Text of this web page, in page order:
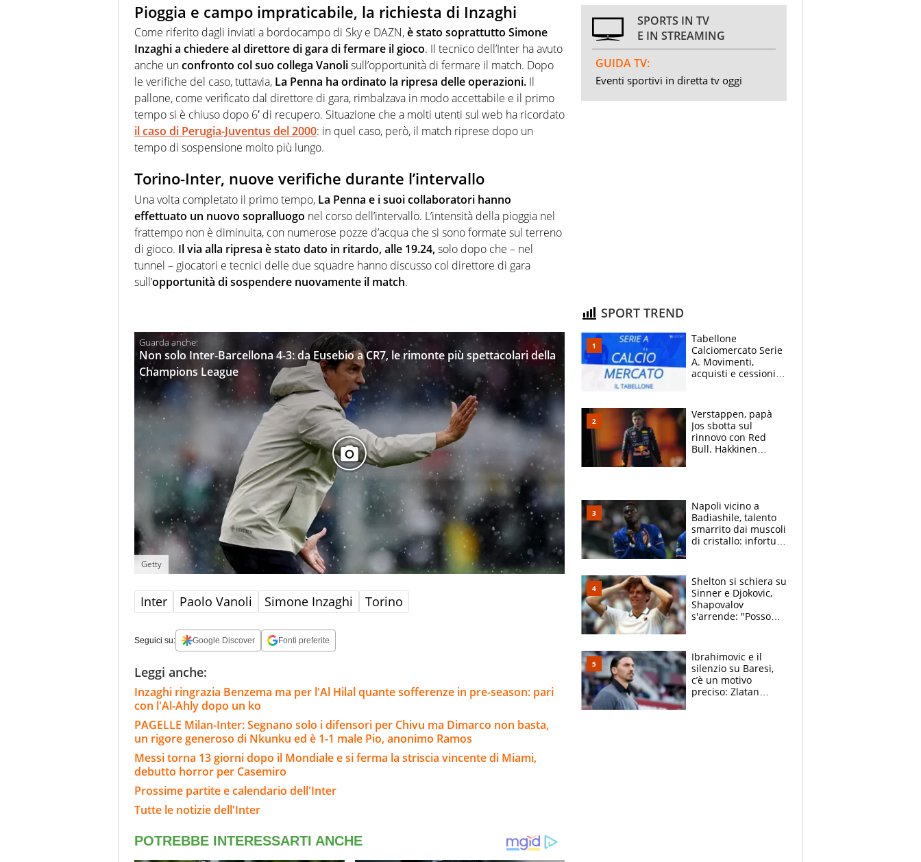
Pioggia e campo impraticabile, la richiesta di Inzaghi
Come riferito dagli inviati a bordocampo di Sky e DAZN,è stato soprattutto Simone
Inzaghi a chiedere al direttore di gara di fermare il gioco. Il tecnico dell’Inter ha avuto
anche unconfronto col suo collega Vanolisull’opportunità di fermare il match. Dopo
le verifiche del caso, tuttavia, La Penna ha ordinato la ripresa delle operazioni. Il
pallone, come verificato dal direttore di gara, rimbalzava in modo accettabile e il primo
tempo si è chiuso dopo 6′ di recupero. Situazione che a molti utenti sul web ha ricordato
il caso di Perugia-Juventus del 2000: in quel caso, però, il match riprese dopo un
tempo di sospensione molto più lungo.
Torino-Inter, nuove verifiche durante l’intervallo
Una volta completato il primo tempo, La Penna e i suoi collaboratori hanno
effettuato un nuovo sopralluogo nel corso dell’intervallo. L’intensità della pioggia nel
frattempo non è diminuita, con numerose pozze d’acqua che si sono formate sul terreno
di gioco. Il via alla ripresa è stato dato in ritardo, alle 19.24,solo dopo che – nel
tunnel – giocatori e tecnici delle due squadre hanno discusso col direttore di gara
sull’opportunità di sospendere nuovamente il match.
Non solo Inter-Barcellona 4-3: da Eusebio a CR7, le rimonte più spettacolari della
Champions League
Getty
Inter Paolo Vanoli Simone Inzaghi Torino
Seguici su: Google Discover Fonti preferite
Leggi anche:
Inzaghi ringrazia Benzema ma per l'Al Hilal quante sofferenze in pre-season: pari
con l'Al-Ahly dopo un ko
PAGELLE Milan-Inter: Segnano solo i difensori per Chivu ma Dimarco non basta,
un rigore generoso di Nkunku ed è 1-1 male Pio, anonimo Ramos
Messi torna 13 giorni dopo il Mondiale e si ferma la striscia vincente di Miami,
debutto horror per Casemiro
Prossime partite e calendario dell'Inter
Tutte le notizie dell'Inter
SPORTS IN TV
E IN STREAMING
GUIDA TV:
Eventi sportivi in diretta tv oggi
SPORT TREND
Tabellone
Calciomercato Serie
A. Movimenti,
acquisti e cessioni:
Verstappen, papà
Jos sbotta sul
rinnovo con Red
Bull. Hakkinen
Napoli vicino a
Badiashile, talento
smarrito dai muscoli
di cristallo: infortuni
Shelton si schiera su
Sinner e Djokovic,
Shapovalov
s'arrende: "Posso
Ibrahimovic e il
silenzio su Baresi,
c’è un motivo
preciso: Zlatan